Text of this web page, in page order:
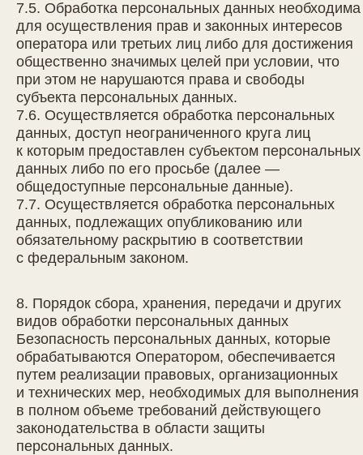
7.5. Обработка персональных данных необходима
для осуществления прав и законных интересов
оператора или третьих лиц либо для достижения
общественно значимых целей при условии, что
при этом не нарушаются права и свободы
субъекта персональных данных.
7.6. Осуществляется обработка персональных
данных, доступ неограниченного круга лиц
к которым предоставлен субъектом персональных
данных либо по его просьбе (далее —
общедоступные персональные данные).
7.7. Осуществляется обработка персональных
данных, подлежащих опубликованию или
обязательному раскрытию в соответствии
с федеральным законом.
8. Порядок сбора, хранения, передачи и других
видов обработки персональных данных
Безопасность персональных данных, которые
обрабатываются Оператором, обеспечивается
путем реализации правовых, организационных
и технических мер, необходимых для выполнения
в полном объеме требований действующего
законодательства в области защиты
персональных данных.